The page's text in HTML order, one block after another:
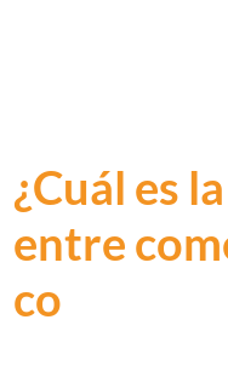
¿Cuál es
entre
co